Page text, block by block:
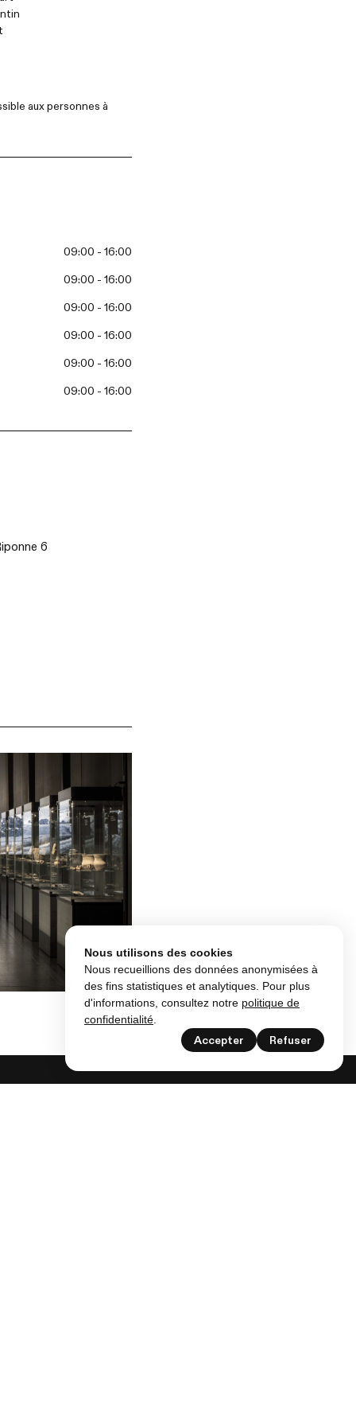
aux personnes à
09:00 - 16:00
09:00 - 16:00
09:00 - 16:00
09:00 - 16:00
09:00 - 16:00
09:00 - 16:00
6
Nous utilisons des cookies
Nous recueillions des données anonymisées à
des fins statistiques et analytiques. Pour plus
d'informations, consultez notre politique de
confidentialité
Accepter Refuser